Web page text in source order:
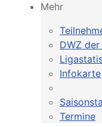
Mehr
DWZ
Infokarte
Termine